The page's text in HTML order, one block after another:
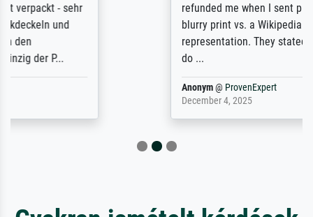
refunded me when I sent pictures of the
blurry print vs. a Wikipedia commons
representation. They stated they couldn't
do ...